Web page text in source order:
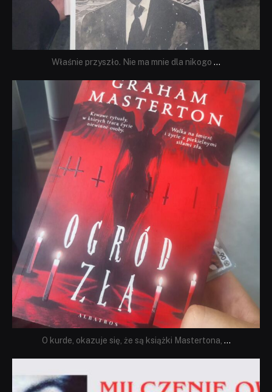
Właśnie przyszło. Nie ma mnie dla nikogo ...
dobryhorror
Sie 23
O kurde, okazuje się, że są książki Mastertona, ...